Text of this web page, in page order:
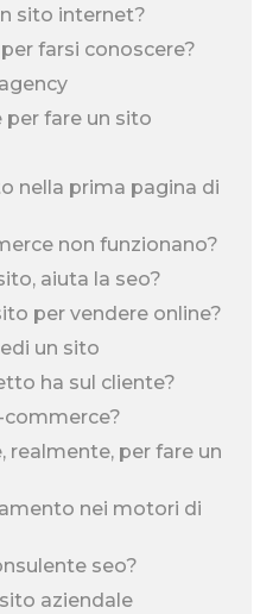
sito internet?
farsi conoscere?
fare un sito
nella prima pagina di
non funzionano?
aiuta la seo?
per vendere online?
un sito
ha sul cliente?
commerce?
realmente, per fare un
nei motori di
seo?
aziendale